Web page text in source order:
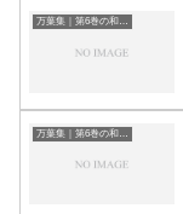
万葉集｜第6巻の和歌一覧
万葉集｜第6巻の和歌一覧